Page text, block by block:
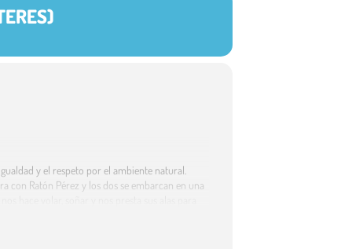
y el respeto por el ambiente natural.
con Ratón Pérez y los dos se embarcan en una